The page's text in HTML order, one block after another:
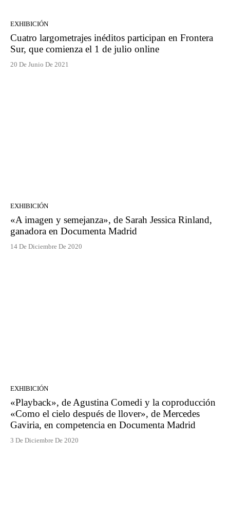
EXHIBICIÓN
Cuatro largometrajes inéditos participan en Frontera
Sur, que comienza el 1 de julio online
20 De Junio De 2021
EXHIBICIÓN
«A imagen y semejanza», de Sarah Jessica Rinland,
ganadora en Documenta Madrid
14 De Diciembre De 2020
EXHIBICIÓN
«Playback», de Agustina Comedi y la coproducción
«Como el cielo después de llover», de Mercedes
Gaviria, en competencia en Documenta Madrid
3 De Diciembre De 2020